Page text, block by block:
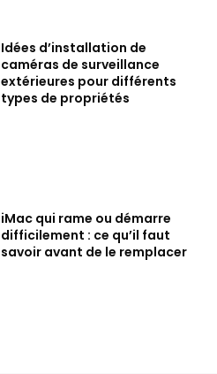
Idées d’installation de
caméras de surveillance
extérieures pour différents
types de propriétés
iMac qui rame ou démarre
difficilement : ce qu’il faut
savoir avant de le remplacer